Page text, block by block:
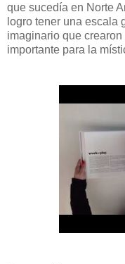
que sucedía en Norte
logro tener una escala
imaginario que
importante para la